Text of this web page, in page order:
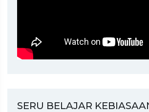
SERU BELAJAR